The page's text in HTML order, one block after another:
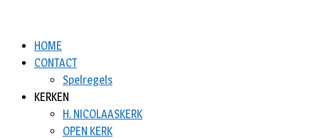
HOME
CONTACT
Spelregels
KERKEN
H. NICOLAASKERK
OPEN KERK